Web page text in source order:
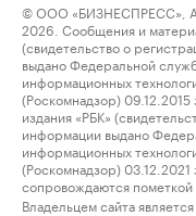
© ООО «БИЗНЕСПРЕСС»,
2026. Сообщения и
(свидетельство о
выдано Федеральной
информационных
(Роскомнадзор)
издания «РБК»
информации выдано
информационных
(Роскомнадзор)
сопровождаются пометкой
Владельцем сайта